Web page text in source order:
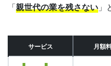
「親世代の業を残さない 」
サービス 月額